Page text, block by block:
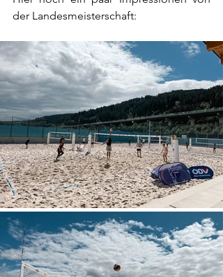
der Landesmeisterschaft: